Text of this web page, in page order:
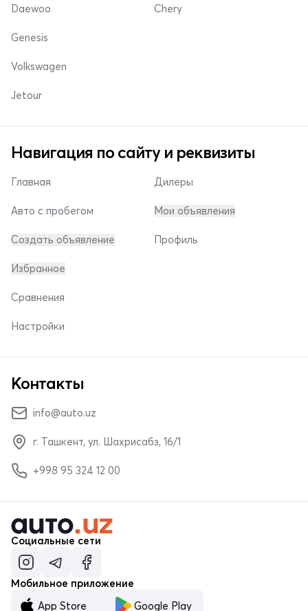
Daewoo Chery
Genesis
Volkswagen
Jetour
Навигация по сайту и реквизиты
Главная
Авто с пробегом
Создать объявление
Дилеры
Мои объявления
Профиль
Избранное
Сравнения
Настройки
Контакты
info@auto.uz
г. Ташкент, ул. Шахрисабз, 16/1
+998 95 324 12 00
Социальные сети
Мобильное приложение
App Store
Google Play